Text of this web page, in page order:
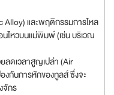
Alloy) และพฤติกรรมการไหล
ไหวบนแม่พิมพ์ (เช่น บริเวณ
ลดเวลาสูญเปล่า (Air
งกันการหักของทูลส์ ซึ่งจะ
จักร